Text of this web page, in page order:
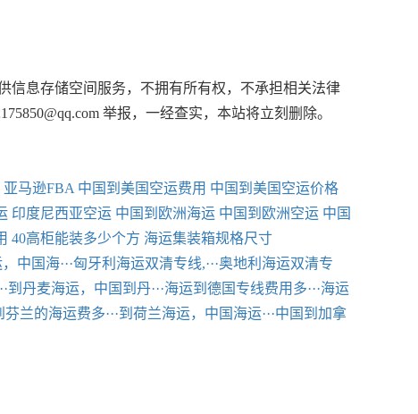
信息存储空间服务，不拥有所有权，不承担相关法律
举报，一经查实，本站将立刻删除。
亚马逊FBA 中国到美国空运费用 中国到美国空运价格
印度尼西亚空运 中国到欧洲海运 中国到欧洲空运 中国
40高柜能装多少个方 海运集装箱规格尺寸
中国海···匈牙利海运双清专线,···奥地利海运双清专
到丹麦海运，中国到丹···海运到德国专线费用多···海运
兰的海运费多···到荷兰海运，中国海运···中国到加拿